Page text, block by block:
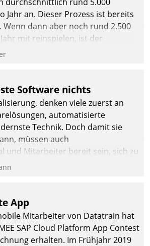
Jahr an. Dieser Prozess ist bereits
Wenn dann aber noch rund 2.500
mit reinspielen, ist der
immens. Im
daher
Berliner Datatrain GmbH den
digitalisiert.
Software nichts
denken viele zuerst an
automatisierte
Technik. Doch damit sie
müssen auch
und Mitarbeiter bereit sein, sich zu
sonst werden sie an ihr
App
Mitarbeiter von Datatrain hat
SAP Cloud Platform App Contest
erhalten. Im Frühjahr 2019